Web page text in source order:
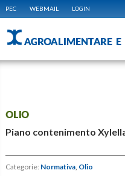
PEC WEBMAIL LOGIN
AGROALIMENTARE E
OLIO
Piano contenimento
Categorie: Normativa, Olio